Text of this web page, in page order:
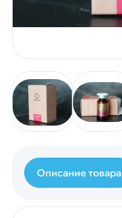
Описание товара